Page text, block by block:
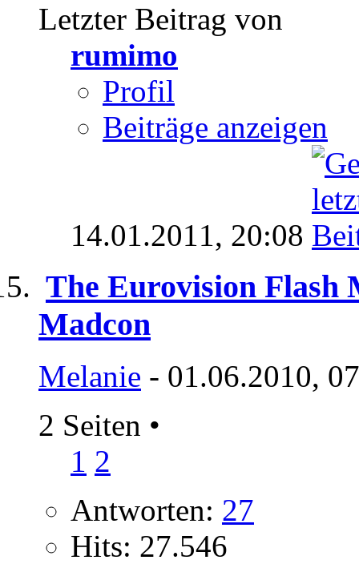
Letzter Beitrag von
rumimo
Profil
Beiträge anzeigen
14.01.2011, 20:08
The Eurovision Flash
Madcon
Melanie - 01.06.2010,
2 Seiten •
1 2
Antworten: 27
Hits: 27.546